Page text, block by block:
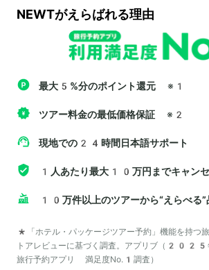
NEWTがえらばれる理由
最大5%分のポイント還元 ※1
ツアー料金の最低価格保証 ※2
現地での24時間日本語サポート
1人あたり最大10万円までキャン
10万件以上のツアーから“えらべる”
*「ホテル・パッケージツアー予約」機能を持つ
トアレビューに基づく調査。アプリブ（
旅行予約アプリ 満足度No.1調査）